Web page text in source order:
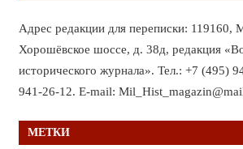
Адрес редакции для переписки: 119160,
Хорошёвское шоссе, д. 38д, редакция
исторического журнала». Тел.: +7 (495)
941-26-12. E-mail:
МЕТКИ